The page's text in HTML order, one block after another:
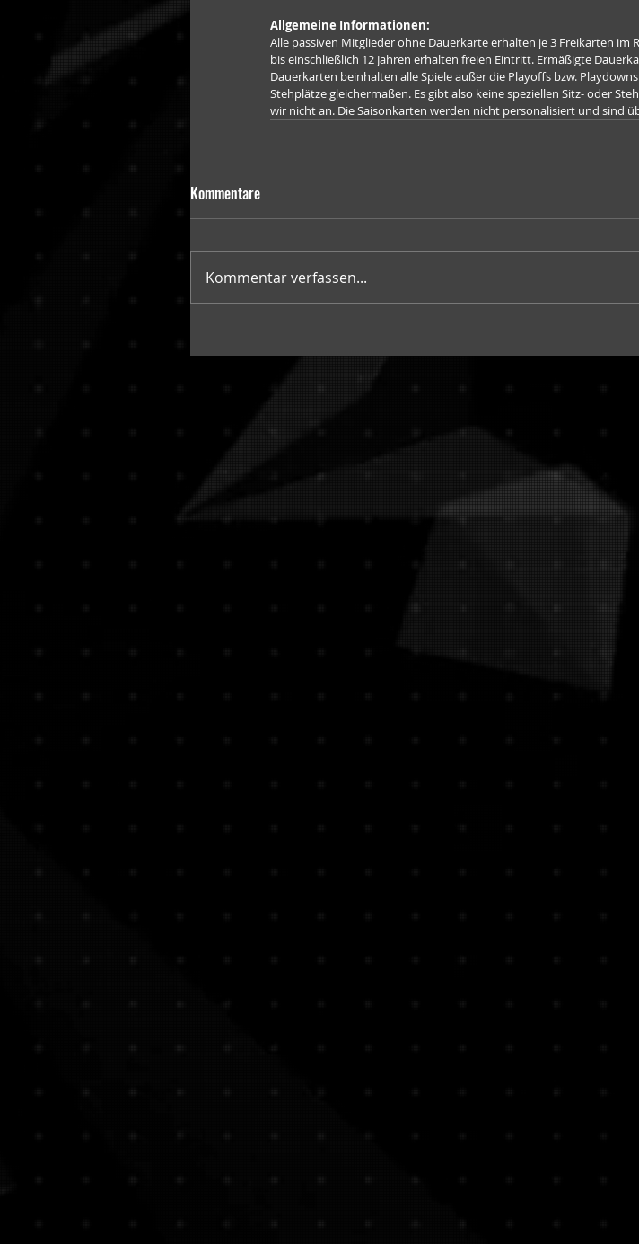
Allgemeine Informationen:
Alle passiven Mitglieder ohne Dauerkarte erhalten je 3 Freikarten
bis einschließlich 12 Jahren erhalten freien Eintritt. Ermäßigte
Dauerkarten beinhalten alle Spiele außer die Playoffs bzw.
Stehplätze gleichermaßen. Es gibt also keine speziellen Sitz- oder
wir nicht an. Die Saisonkarten werden nicht personalisiert und sind
Kommentare
Kommentar verfassen...